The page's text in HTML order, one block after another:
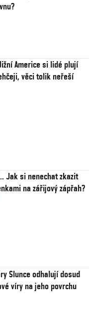
Americe si lidé plují
věci tolik neřeší
Jak si nenechat zkazit
na zářijový zápřah?
Slunce odhalují dosud
víry na jeho povrchu